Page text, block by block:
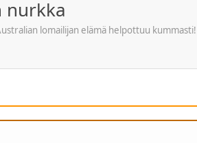
nurkka
lomailijan elämä helpottuu kummasti!